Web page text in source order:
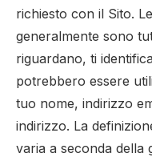
richiesto con il Sito.
generalmente sono
riguardano, ti
potrebbero essere
tuo nome, indirizzo
indirizzo. La
varia a seconda della